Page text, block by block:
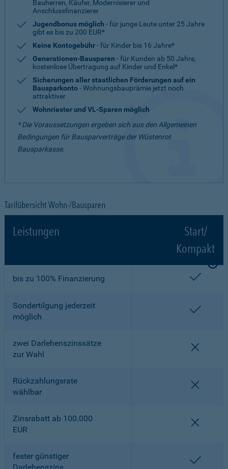
Bauherren, Käufer, Modernisierer und
Anschlussfinanzierer
Jugendbonus möglich - für junge Leute unter 25 Jahre
gibt es bis zu 200 EUR*
Keine Kontogebühr- für Kinder bis 16 Jahre*
Generationen-Bausparen - für Kunden ab 50 Jahre,
kostenlose Übertragung auf Kinder und Enkel*
Sicherungen aller staatlichen Förderungen auf ein
Bausparkonto- Wohnungsbauprämie jetzt noch
attraktiver
Wohnriester und VL-Sparen möglich
* Die Voraussetzungen ergeben sich aus den Allgemeinen
Bedingungen für Bausparverträge der Wüstenrot
Bausparkasse.
Tarifübersicht Wohn-/Bausparen
Leistungen
Start/
Kompakt
bis zu 100% Finanzierung
Sondertilgung jederzeit
möglich
zwei Darlehenszinssätze
zur Wahl
Rückzahlungsrate
wählbar
Zinsrabatt ab 100.000
EUR
fester günstiger